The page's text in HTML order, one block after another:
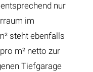
nur
im
steht ebenfalls
m² netto zur
Tiefgarage